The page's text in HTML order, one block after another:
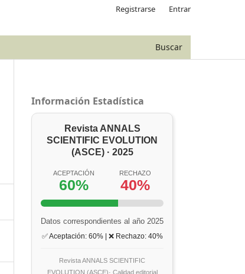
Buscar
Registrarse Entrar
Información Estadística
Revista ANNALS
SCIENTIFIC EVOLUTION
(ASCE) · 2025
ACEPTACIÓN
60%
RECHAZO
40%
Datos correspondientes al año 2025
✅ Aceptación: 60% | ❌ Rechazo: 40%
Revista ANNALS SCIENTIFIC
EVOLUTION (ASCE)· Calidad editorial